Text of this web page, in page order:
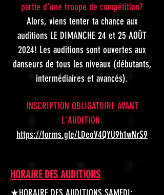
partie d'une troupe de compétition?
Alors, viens tenter ta chance aux
auditions LE DIMANCHE 24 et 25 AOÛT
2024! Les auditions sont ouvertes aux
danseurs de tous les niveaux (débutants,
intermédiaires et avancés).
INSCRIPTION OBLIGATOIRE AVANT
L'AUDITION:
https://forms.gle/LDeoV4QYU9h1wNrS9
HORAIRE DES AUDITIONS